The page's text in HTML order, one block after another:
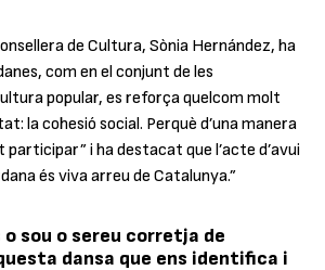
de Cultura, Sònia Hernández, ha
com en el conjunt de les
popular, es reforça quelcom molt
la cohesió social. Perquè d’una manera
i ha destacat que l’acte d’avui
és viva arreu de Catalunya.”
sou o sereu corretja de
dansa que ens identifica i